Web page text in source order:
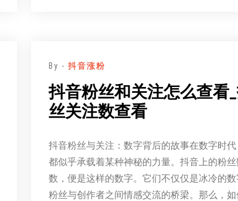
By - 抖音涨粉
抖音粉丝和关注怎么查看
丝关注数查看
抖音粉丝与关注：数字背后的故事在数字时
都似乎承载着某种神秘的力量。抖音上的粉
数，便是这样的数字。它们不仅仅是冰冷的
粉丝与创作者之间情感交流的桥梁。那么，